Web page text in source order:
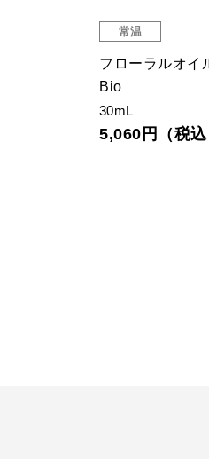
常温
フローラルオイ
Bio
30mL
5,060円（税込